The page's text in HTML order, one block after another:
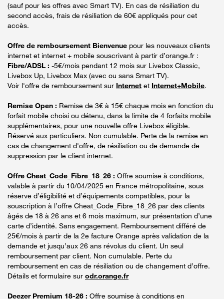
(sauf pour les offres avec Smart TV). En cas de résiliation du
second accès, frais de résiliation de 60€ appliqués pour cet
accès.
Offre de remboursement Bienvenue pour les nouveaux clients
internet et internet + mobile souscrivant à partir d’orange.fr :
Fibre/ADSL : -5€/mois pendant 12 mois sur Livebox Classic,
Livebox Up, Livebox Max (avec ou sans Smart TV).
Voir l'offre de remboursement sur Internet et Internet+Mobile.
Remise Open : Remise de 3€ à 15€ chaque mois en fonction du
forfait mobile choisi ou détenu, dans la limite de 4 forfaits mobile
supplémentaires, pour une nouvelle offre Livebox éligible.
Réservé aux particuliers. Non cumulable. Perte de la remise en
cas de changement d'offre, de résiliation ou de demande de
suppression par le client internet.
Offre Cheat_Code_Fibre_18_26 : Offre soumise à conditions,
valable à partir du 10/04/2025 en France métropolitaine, sous
réserve d’éligibilité et d’équipements compatibles, pour la
souscription à l’offre Cheat_Code_Fibre_18_26 par des clients
âgés de 18 à 26 ans et 6 mois maximum, sur présentation d’une
carte d’identité. Sans engagement. Remboursement différé de
25€/mois à partir de la 2e facture Orange après validation de la
demande et jusqu’aux 26 ans révolus du client. Un seul
remboursement par client. Non cumulable. Perte du
remboursement en cas de résiliation ou de changement d’offre.
Détails et formulaire sur odr.orange.fr
Deezer Premium 18-26 : Offre soumise à conditions en